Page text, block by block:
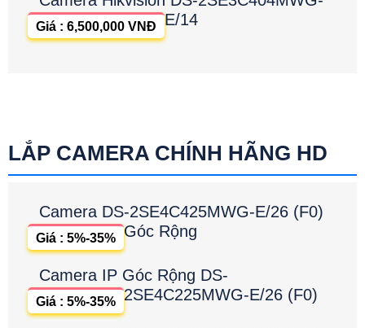
E/14
Giá : 6,500,000 VNĐ
LẮP CAMERA CHÍNH HÃNG HD
Camera DS-2SE4C425MWG-E/26 (F0)
Góc Rộng
Giá : 5%-35%
Camera IP Góc Rộng DS-
2SE4C225MWG-E/26 (F0)
Giá : 5%-35%